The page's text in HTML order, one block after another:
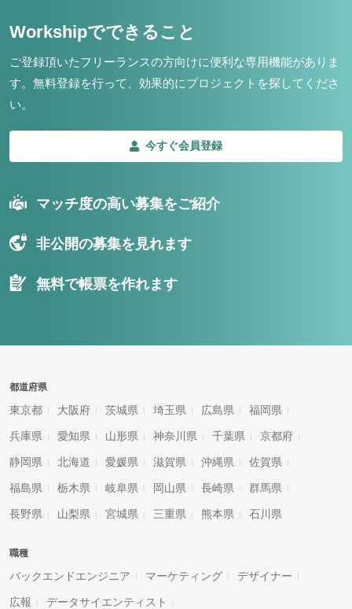
Workshipでできること
ご登録頂いたフリーランスの方向けに便利な専用機能がありま
す。 無料登録を行って、効果的にプロジェクトを探してくださ
い。
今すぐ会員登録
マッチ度の高い募集をご紹介
非公開の募集を見れます
無料で帳票を作れます
都道府県
東京都 大阪府 茨城県 埼玉県 広島県 福岡県
兵庫県 愛知県 山形県 神奈川県 千葉県 京都府
静岡県 北海道 愛媛県 滋賀県 沖縄県 佐賀県
福島県 栃木県 岐阜県 岡山県 長崎県 群馬県
長野県 山梨県 宮城県 三重県 熊本県 石川県
職種
バックエンドエンジニア マーケティング デザイナー
広報 データサイエンティスト